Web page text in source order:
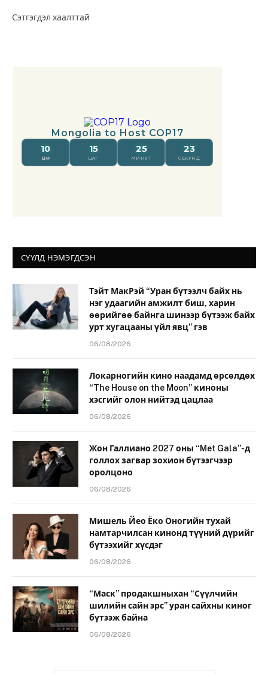
Сэтгэгдэл хаалттай
СҮҮЛД НЭМЭГДСЭН
Тэйт МакРэй “Уран бүтээлч байх нь
нэг удаагийн амжилт биш, харин
өөрийгөө байнга шинээр бүтээж байх
урт хугацааны үйл явц” гэв
06/08/2026
Локарногийн кино наадамд өрсөлдөх
“The House on the Moon” киноны
хэсгийг олон нийтэд цацлаа
06/08/2026
Жон Галлиано 2027 оны “Met Gala”-д
голлох загвар зохион бүтээгчээр
оролцоно
06/08/2026
Мишель Йео Ёко Оногийн тухай
намтарчилсан кинонд түүний дүрийг
бүтээхийг хүсдэг
06/08/2026
“Маск” продакшныхан “Сүүлчийн
шилийн сайн эрс” уран сайхны киног
бүтээж байна
06/08/2026